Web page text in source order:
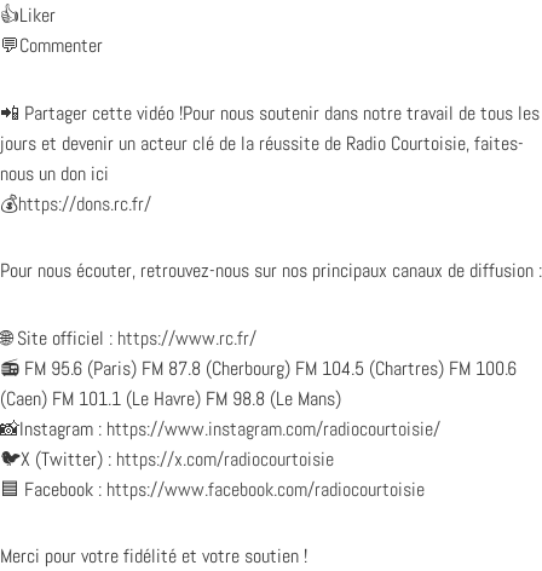
👍Liker
💬Commenter
📲 Partager cette vidéo !Pour nous soutenir dans notre travail de tous les
jours et devenir un acteur clé de la réussite de Radio Courtoisie, faites-
nous un don ici
💰https://dons.rc.fr/
Pour nous écouter, retrouvez-nous sur nos principaux canaux de diffusion :
🌐 Site officiel : https://www.rc.fr/
📻 FM 95.6 (Paris) FM 87.8 (Cherbourg) FM 104.5 (Chartres) FM 100.6
(Caen) FM 101.1 (Le Havre) FM 98.8 (Le Mans)
📸Instagram : https://www.instagram.com/radiocourtoisie/
🐦X (Twitter) : https://x.com/radiocourtoisie
🟦 Facebook : https://www.facebook.com/radiocourtoisie
Merci pour votre fidélité et votre soutien !